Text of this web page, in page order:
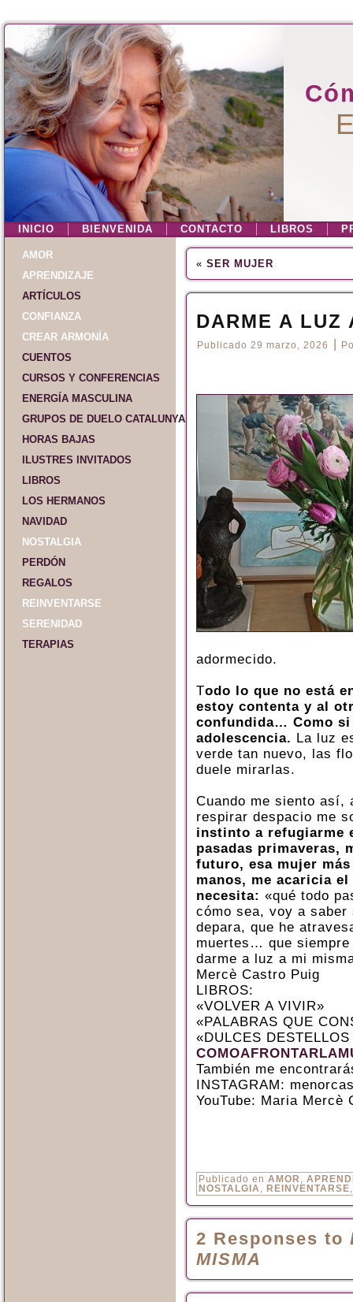
INICIO BIENVENIDA CONTACTO LIBROS
AMOR
APRENDIZAJE
ARTÍCULOS
CONFIANZA
CREAR ARMONÍA
CUENTOS
CURSOS Y CONFERENCIAS
ENERGÍA MASCULINA
GRUPOS DE DUELO CATALUNYA Y ESPAÑA
HORAS BAJAS
ILUSTRES INVITADOS
LIBROS
LOS HERMANOS
NAVIDAD
NOSTALGIA
PERDÓN
REGALOS
REINVENTARSE
SERENIDAD
TERAPIAS
« SER MUJER
DARME A LUZ
Publicado 29 marzo, 2026
adormecido.
Todo lo que no está
estoy contenta y al
confundida… Como
adolescencia. La luz
verde tan nuevo, las
duele mirarlas.
Cuando me siento
respirar despacio me
instinto a refugiarme
pasadas primaveras,
futuro, esa mujer
manos, me acaricia
necesita: «qué todo
cómo sea, voy a
depara, que he
muertes… que
darme a luz a mi
Mercè Castro Puig
LIBROS:
«VOLVER A VIVIR»
«PALABRAS QUE
«DULCES
También me
INSTAGRAM:
YouTube: Maria Mercè
Publicado en AMOR ,
NOSTALGIA , REINVENTARSE
2 Responses to
MISMA